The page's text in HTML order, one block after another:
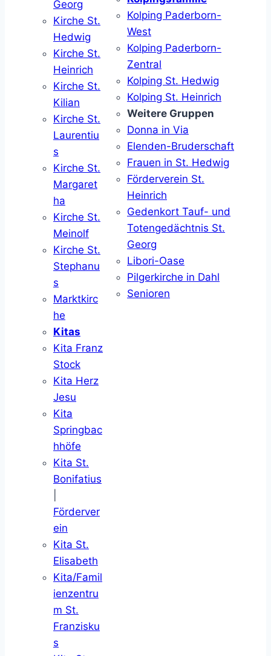
Georg
Kirche St.
Hedwig
Kirche St.
Heinrich
Kirche St.
Kilian
Kirche St.
Laurentiu
s
Kirche St.
Margaret
ha
Kirche St.
Meinolf
Kirche St.
Stephanu
s
Marktkirc
he
Kitas
Kita Franz
Stock
Kita Herz
Jesu
Kita
Springbac
hhöfe
Kita St.
Bonifatius
Förderver
ein
Kita St.
Elisabeth
Kita/Famil
ienzentru
m St.
Franzisku
s
Kolping Paderborn-
West
Kolping Paderborn-
Zentral
Kolping St. Hedwig
Kolping St. Heinrich
Weitere Gruppen
Donna in Via
Elenden-Bruderschaft
Frauen in St. Hedwig
Förderverein St.
Heinrich
Gedenkort Tauf- und
Totengedächtnis St.
Georg
Libori-Oase
Pilgerkirche in Dahl
Senioren